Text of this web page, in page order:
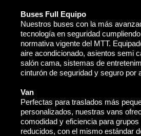
Buses Full Equipo
Nuestros buses con la más
tecnología en seguridad
normativa vigente del MTT.
aire acondicionado, asientos semi
salón cama, sistemas de
cinturón de seguridad y seguro por
Van
Perfectas para traslados más
personalizados, nuestras vans
comodidad y eficiencia para grupos
reducidos, con el mismo estándar